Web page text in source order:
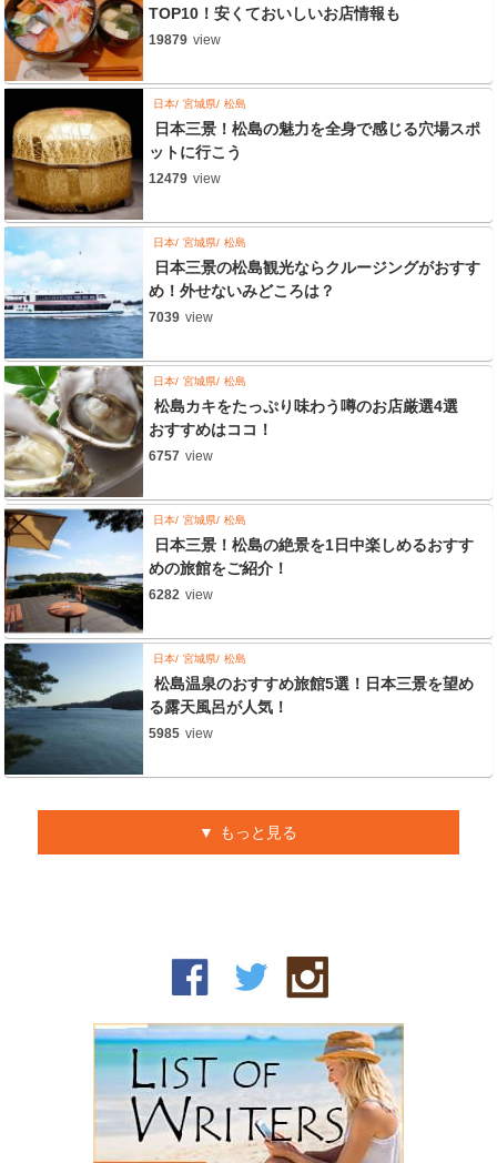
TOP10！安くておいしいお店情報も
19879 view
日本 宮城県 松島
日本三景！松島の魅力を全身で感じる穴場スポ
ットに行こう
12479 view
日本 宮城県 松島
日本三景の松島観光ならクルージングがおすす
め！外せないみどころは？
7039 view
日本 宮城県 松島
松島カキをたっぷり味わう噂のお店厳選4選
おすすめはココ！
6757 view
日本 宮城県 松島
日本三景！松島の絶景を1日中楽しめるおすす
めの旅館をご紹介！
6282 view
日本 宮城県 松島
松島温泉のおすすめ旅館5選！日本三景を望め
る露天風呂が人気！
5985 view
もっと見る